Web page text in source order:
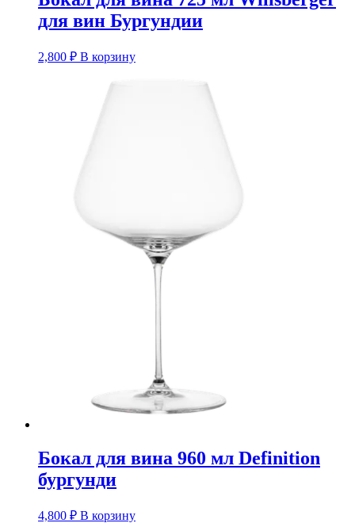
для вин Бургундии
2,800 ₽ В корзину
Бокал для вина 960 мл Definition
бургунди
4,800 ₽ В корзину